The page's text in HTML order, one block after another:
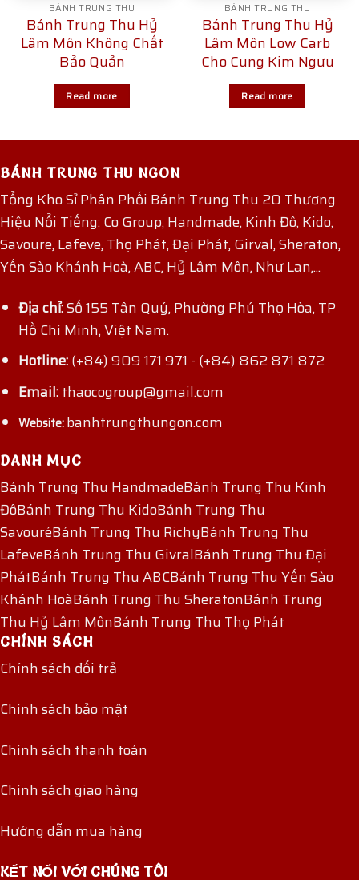
BÁNH TRUNG THU
Bánh Trung Thu Hỷ
Lâm Môn Không Chất
Bảo Quản
Read more
BÁNH TRUNG THU
Bánh Trung Thu Hỷ
Lâm Môn Low Carb
Cho Cung Kim Ngưu
Read more
BÁNH TRUNG THU NGON
Tổng Kho Sỉ Phân Phối Bánh Trung Thu 20 Thương
Hiệu Nổi Tiếng: Co Group, Handmade, Kinh Đô, Kido,
Savoure, Lafeve, Thọ Phát, Đại Phát, Girval, Sheraton,
Yến Sào Khánh Hoà, ABC, Hỷ Lâm Môn, Như Lan,...
Địa chỉ:Số 155 Tân Quý, Phường Phú Thọ Hòa, TP
Hồ Chí Minh, Việt Nam.
Hotline:(+84) 909 171 971 - (+84) 862 871 872
Email:thaocogroup@gmail.com
Website:banhtrungthungon.com
DANH MỤC
Bánh Trung Thu HandmadeBánh Trung Thu Kinh
ĐôBánh Trung Thu KidoBánh Trung Thu
SavouréBánh Trung Thu RichyBánh Trung Thu
LafeveBánh Trung Thu GivralBánh Trung Thu Đại
PhátBánh Trung Thu ABCBánh Trung Thu Yến Sào
Khánh HoàBánh Trung Thu SheratonBánh Trung
Thu Hỷ Lâm MônBánh Trung Thu Thọ Phát
CHÍNH SÁCH
Chính sách đổi trả
Chính sách bảo mật
Chính sách thanh toán
Chính sách giao hàng
Hướng dẫn mua hàng
KẾT NỐI VỚI CHÚNG TÔI